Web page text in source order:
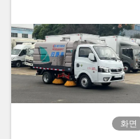
화면